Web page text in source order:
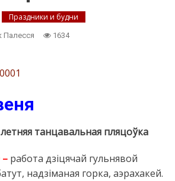
Праздники и будни
Палесся 1634
летняя танцавальная пляцоўка
–работа дзіцячай гульнявой
надзіманая горка, аэрахакей.